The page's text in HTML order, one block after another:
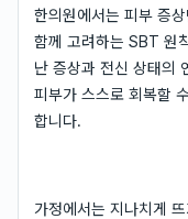
한의원에서는 피부 증
함께 고려하는 SBT 원
난 증상과 전신 상태의
피부가 스스로 회복할
합니다.
가정에서는 지나치게